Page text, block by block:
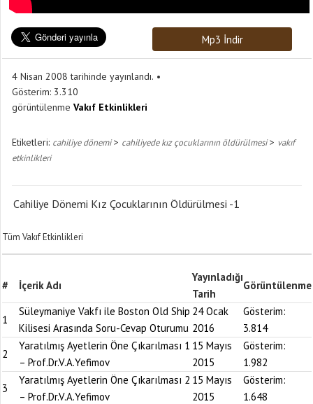
Mp3 İndir
4 Nisan 2008 tarihinde yayınlandı.
Gösterim: 3.310
görüntülenme Vakıf Etkinlikleri
Etiketleri: cahiliye dönemi> cahiliyede kız çocuklarının öldürülmesi> vakıf
etkinlikleri
Cahiliye Dönemi Kız Çocuklarının Öldürülmesi -1
Tüm Vakıf Etkinlikleri
# İçerik Adı
Yayınladığı
Tarih
Görüntülenme
1
Süleymaniye Vakfı ile Boston Old Ship
Kilisesi Arasında Soru-Cevap Oturumu
24 Ocak
2016
Gösterim:
3.814
2
Yaratılmış Ayetlerin Öne Çıkarılması 1
– Prof.Dr.V.A.Yefimov
15 Mayıs
2015
Gösterim:
1.982
3
Yaratılmış Ayetlerin Öne Çıkarılması 2
– Prof.Dr.V.A.Yefimov
15 Mayıs
2015
Gösterim:
1.648